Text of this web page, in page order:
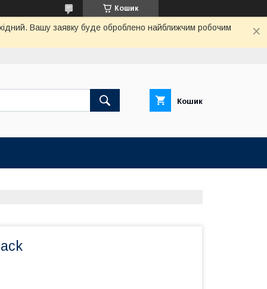
Кошик
Вашу заявку буде оброблено найближчим робочим
Кошик